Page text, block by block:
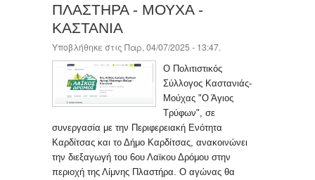
ΠΛΑΣΤΗΡΑ - ΜΟΥΧΑ -
ΚΑΣΤΑΝΙΑ
Υποβλήθηκε στις Παρ, 04/07/2025 - 13:47.
Ο Πολιτιστικός
Σύλλογος Καστανιάς-
Μούχας "Ο Άγιος
Τρύφων", σε
συνεργασία με την Περιφερειακή Ενότητα
Καρδίτσας και το Δήμο Καρδίτσας, ανακοινώνει
την διεξαγωγή του 6ου Λαϊκου Δρόμου στην
περιοχή της Λίμνης Πλαστήρα. Ο αγώνας θα